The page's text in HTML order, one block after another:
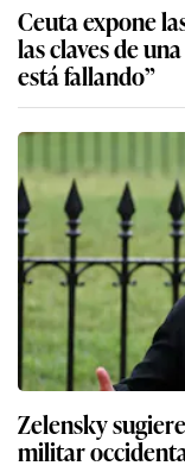
Ceuta expone
las claves de
está fallando”
Zelensky
militar